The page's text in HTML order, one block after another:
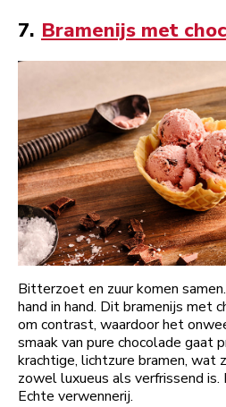
7. Bramenijs met
Bitterzoet en zuur komen
hand in hand. Dit bramenijs met
om contrast, waardoor het
smaak van pure chocolade gaat
krachtige, lichtzure bramen, wat
zowel luxueus als verfrissend
Echte verwennerij.